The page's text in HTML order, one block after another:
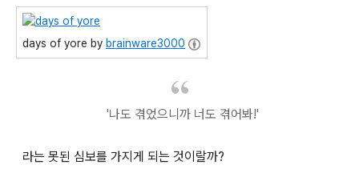
days of yore by brainware3000
'나도 겪었으니까 너도 겪어봐!'
라는 못된 심보를 가지게 되는 것이랄까?